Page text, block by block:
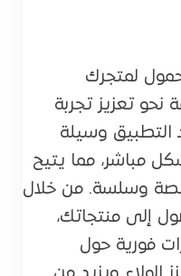
لمتجرك
تعزيز تجربة
التطبيق وسيلة
مباشر، مما يتيح
وسلسة. من خلال
إلى منتجاتك،
فورية حول